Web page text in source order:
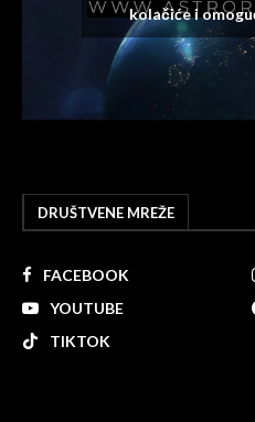
kolačiće i
DRUŠTVENE MREŽE
FACEBOOK
YOUTUBE
TIKTOK